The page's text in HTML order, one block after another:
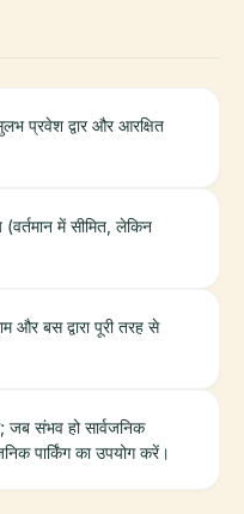
प्रवेश द्वार और आरक्षित
में सीमित, लेकिन
और बस द्वारा पूरी तरह से
जब संभव हो सार्वजनिक
पार्किंग का उपयोग करें।